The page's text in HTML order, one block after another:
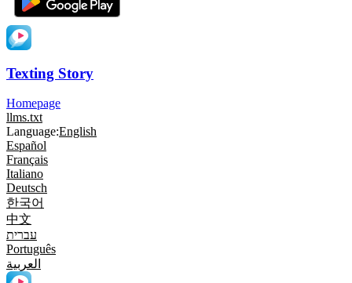
Texting Story
Homepage
llms.txt
Language:English
Español
Français
Italiano
Deutsch
한국어
中文
עברית
Português
العربية